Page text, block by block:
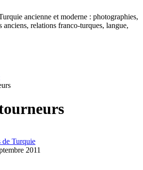
ancienne et moderne : photographies,
anciens, relations franco-turques, langue,
de Turquie
2011